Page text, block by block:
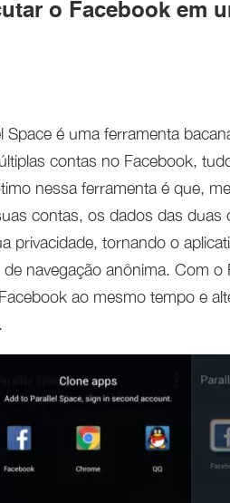
o Facebook em
Space é uma ferramenta
contas no Facebook,
nessa ferramenta é que,
contas, os dados das duas
privacidade, tornando o
navegação anônima. Com o
ao mesmo tempo e